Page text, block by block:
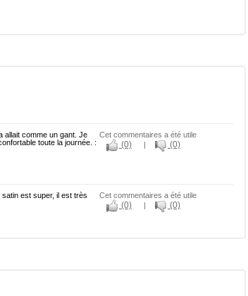
allait comme un gant. Je
toute la journée. :
Cet commentaires a été utile
(0) (0)
satin est super, il est très
Cet commentaires a été utile
(0) (0)